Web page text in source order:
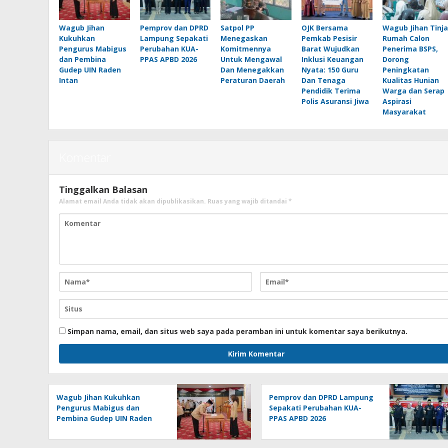
Wagub Jihan
Kukuhkan
Pengurus Mabigus
dan Pembina
Gudep UIN Raden
Intan
Pemprov dan DPRD
Lampung Sepakati
Perubahan KUA-
PPAS APBD 2026
Satpol PP
Menegaskan
Komitmennya
Untuk Mengawal
Dan Menegakkan
Peraturan Daerah
OJK Bersama
Pemkab Pesisir
Barat Wujudkan
Inklusi Keuangan
Nyata: 150 Guru
Dan Tenaga
Pendidik Terima
Polis Asuransi Jiwa
Wagub Jihan
Rumah Calon
Penerima BSPS,
Dorong
Peningkatan
Kualitas Hunian
Warga dan Serap
Aspirasi
Masyarakat
Tinggalkan Balasan
Alamat email Anda tidak akan dipublikasikan. Ruas yang wajib ditandai *
Simpan nama, email, dan situs web saya pada peramban ini untuk komentar saya berikutnya.
Wagub Jihan Kukuhkan
Pengurus Mabigus dan
Pembina Gudep UIN Raden
Pemprov dan DPRD Lampung
Sepakati Perubahan KUA-
PPAS APBD 2026